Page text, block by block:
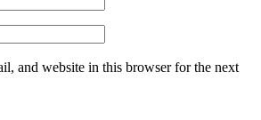
and website in this browser for the next